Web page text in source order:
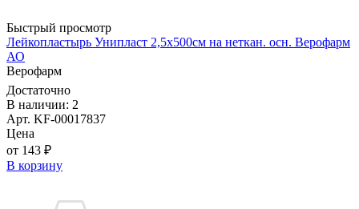
Быстрый просмотр
Лейкопластырь Унипласт 2,5х500см на неткан. осн. Верофарм
АО
Верофарм
Достаточно
В наличии: 2
Арт. KF-00017837
Цена
от 143 ₽
В корзину